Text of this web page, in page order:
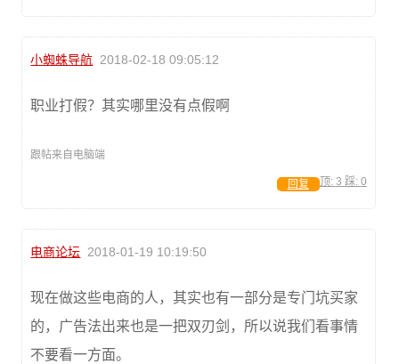
小蜘蛛导航 2018-02-18 09:05:12
职业打假？其实哪里没有点假啊
跟帖来自电脑端
顶: 3 踩: 0
回复
电商论坛 2018-01-19 10:19:50
现在做这些电商的人，其实也有一部分是专门坑买家
的，广告法出来也是一把双刃剑，所以说我们看事情
不要看一方面。